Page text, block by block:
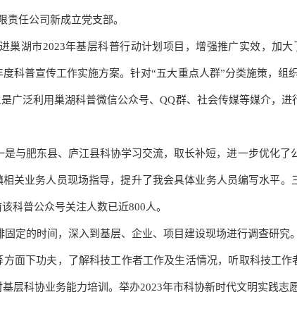
责任公司新成立党支部。
巢湖市2023年基层科普行动计划项目，增强推广实效，加
度科普宣传工作实施方案。针对“五大重点人群”分类施策，
广泛利用巢湖科普微信公众号、QQ群、社会传媒等媒介，
与肥东县、庐江县科协学习交流，取长补短，进一步优化了
关业务人员现场指导，提升了我会具体业务人员编写水平。
科普公众号关注人数已近800人。
定的时间，深入到基层、企业、项目建设现场进行调查研究
面下功夫，了解科技工作者工作及生活情况，听取科技工
层科协业务能力培训。举办2023年市科协新时代文明实践志